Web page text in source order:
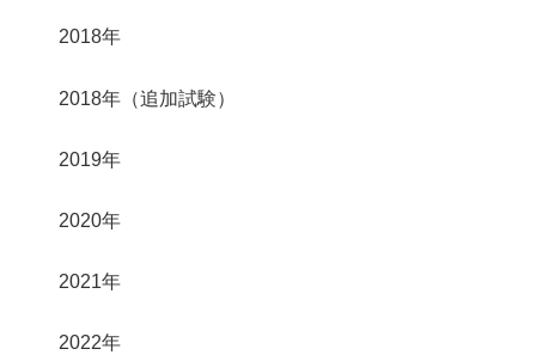
2018年
2018年（追加試験）
2019年
2020年
2021年
2022年